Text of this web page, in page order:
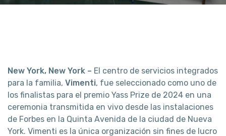
New York, New York – El centro de servicios integrados
para la familia, Vimenti, fue seleccionado como uno de
los finalistas para el premio Yass Prize de 2024 en una
ceremonia transmitida en vivo desde las instalaciones
de Forbes en la Quinta Avenida de la ciudad de Nueva
York. Vimenti es la única organización sin fines de lucro